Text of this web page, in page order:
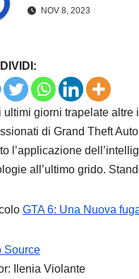
NOV 8, 2023
ultimi giorni trapelate altre
di Grand Theft
l’applicazione
all’ultimo grido.
GTA 6: Una Nuova
Source
Ilenia Violante